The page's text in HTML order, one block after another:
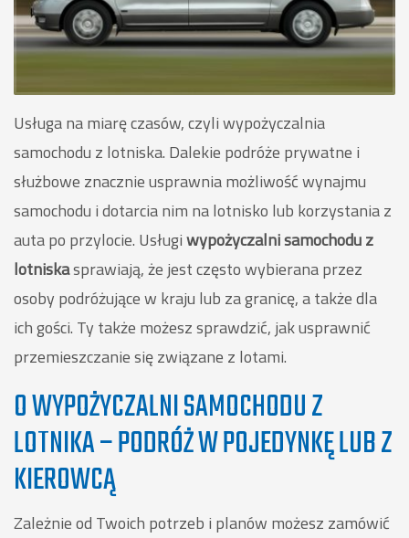
Usługa na miarę czasów, czyli wypożyczalnia
samochodu z lotniska. Dalekie podróże prywatne i
służbowe znacznie usprawnia możliwość wynajmu
samochodu i dotarcia nim na lotnisko lub korzystania z
auta po przylocie. Usługiwypożyczalni samochodu z
lotniskasprawiają, że jest często wybierana przez
osoby podróżujące w kraju lub za granicę, a także dla
ich gości. Ty także możesz sprawdzić, jak usprawnić
przemieszczanie się związane z lotami.
O WYPOŻYCZALNI SAMOCHODU Z
LOTNIKA – PODRÓŻ W POJEDYNKĘ LUB Z
KIEROWCĄ
Zależnie od Twoich potrzeb i planów możesz zamówić